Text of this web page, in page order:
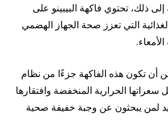
ذلك، تحتوي فاكهة البيبينو على
التي تعزز صحة الجهاز الهضمي
أن تكون هذه الفاكهة جزءًا من نظام
سعراتها الحرارية المنخفضة وافتقارها
لمن يبحثون عن وجبة خفيفة صحية